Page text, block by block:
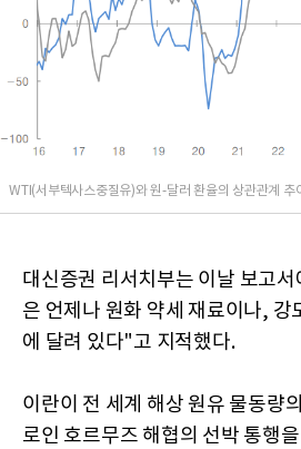
WTI(서부텍사스중질유)와 원-달러 환율의 상관관계 추
대신증권 리서치부는 이날 보고
은 언제나 원화 약세 재료이나, 강
에 달려 있다"고 지적했다.
이란이 전 세계 해상 원유 물동량
로인 호르무즈 해협의 선박 통행